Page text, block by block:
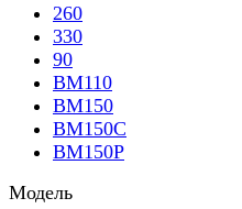
260
330
90
BM110
BM150
BM150C
BM150P
Модель